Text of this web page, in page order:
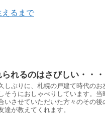
えるまで
れるのはさびしい・・・
しぶりに、札幌の戸建て時代のお
そうにおしゃべりしています。当
いさせていただいた方々のその後
達が教えてくれます。